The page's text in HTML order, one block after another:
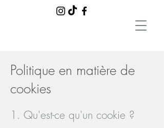
Politique en matière de
cookies
1. Qu'est-ce qu'un cookie ?